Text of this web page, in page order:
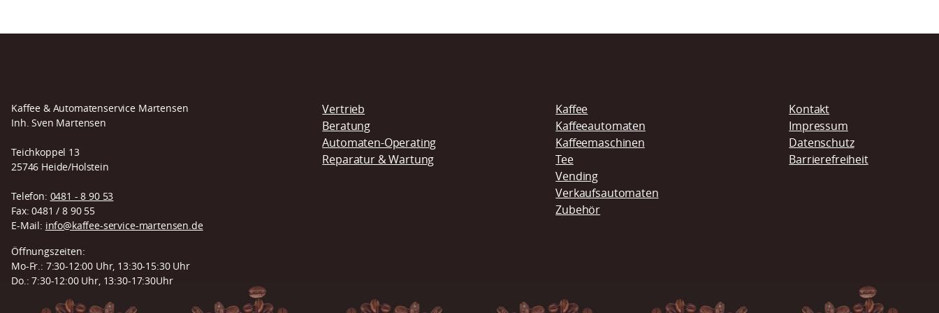
Kaffee & Automatenservice Martensen
Inh. Sven Martensen
Teichkoppel 13
25746 Heide/Holstein
Telefon: 0481 - 8 90 53
Fax: 0481 / 8 90 55
E-Mail: info@kaffee-service-martensen.de
Öffnungszeiten:
Mo-Fr.: 7:30-12:00 Uhr, 13:30-15:30 Uhr
Do.: 7:30-12:00 Uhr, 13:30-17:30Uhr
Navigation
überspringen
Vertrieb
Beratung
Automaten-Operating
Reparatur & Wartung
Kaffee
Kaffeeautomaten
Kaffeemaschinen
Tee
Vending
Verkaufsautomaten
Zubehör
Navigation
überspringen
Kontakt
Impressum
Datenschutz
Barrierefreiheit